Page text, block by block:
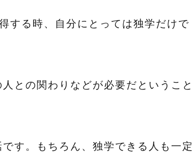
する時、自分にとっては独学だけで
との関わりなどが必要だということ
す。もちろん、独学できる人も一定